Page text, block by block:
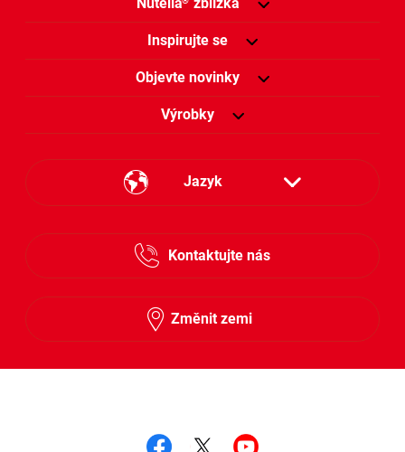
Inspirujte se
Objevte novinky
Výrobky
Jazyk
Česky
Kontaktujte nás
Změnit zemi